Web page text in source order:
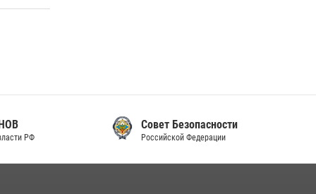
Состоялась рабочая встреча директора
Совет Безопасности
Российской Федерации